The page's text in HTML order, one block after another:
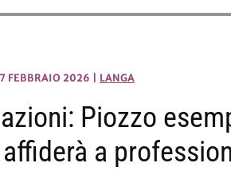
FEBBRAIO 2026 LANGA
Piozzo
a